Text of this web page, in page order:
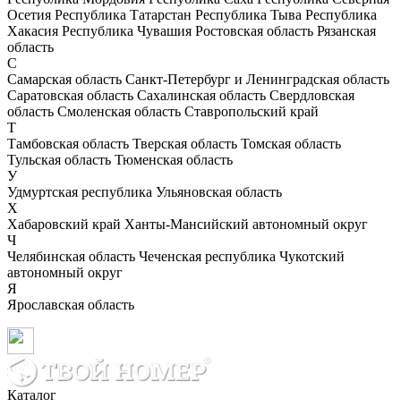
Осетия Республика Татарстан Республика Тыва Республика
Хакасия Республика Чувашия Ростовская область Рязанская
область
С
Самарская область Санкт-Петербург и Ленинградская область
Саратовская область Сахалинская область Свердловская
область Смоленская область Ставропольский край
Т
Тамбовская область Тверская область Томская область
Тульская область Тюменская область
У
Удмуртская республика Ульяновская область
Х
Хабаровский край Ханты-Мансийский автономный округ
Ч
Челябинская область Чеченская республика Чукотский
автономный округ
Я
Ярославская область
Каталог